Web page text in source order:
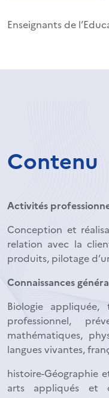
Enseignants de
Contenu
Activités
Conception et
relation avec la
produits, pilotage
Connaissances
Biologie appliquée,
professionnel,
mathématiques,
langues vivantes,
histoire-Géographie
arts appliqués et